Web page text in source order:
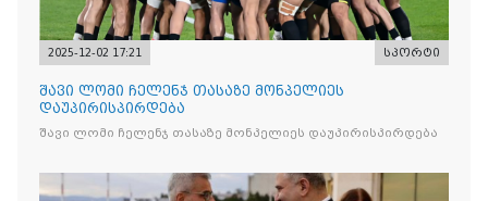
2025-12-02 17:21 სპორტი
შავი ლომი ჩელენჯ თასაზე მონპელიეს
დაუპირისპირდება
შავი ლომი ჩელენჯ თასაზე მონპელიეს დაუპირისპირდება